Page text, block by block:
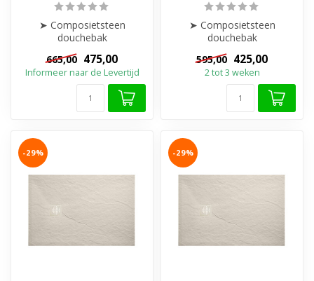
➤ Composietsteen
douchebak
➤ Krasvrij & Stootbestendig
➤ Inkortba...
665,00 475,00
Informeer naar de Levertijd
➤ Composietsteen
douchebak
➤ Krasvrij & Stootbestendig
➤ Inkortba...
595,00 425,00
2 tot 3 weken
-29% -29%